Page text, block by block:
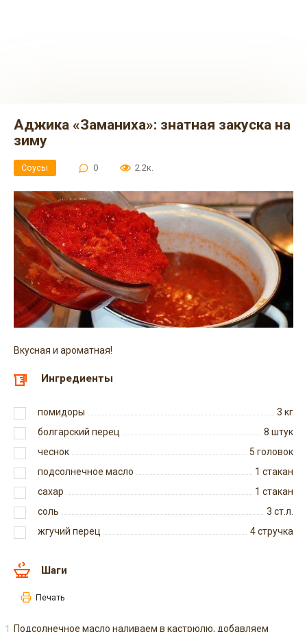
Аджика «Заманиха»: знатная закуска на
зиму
Соусы 0 2.2к.
Вкусная и ароматная!
Ингредиенты
помидоры 3 кг
болгарский перец
8 штук
чеснок
5 головок
подсолнечное масло
1 стакан
сахар
1 стакан
соль
3 ст.л.
жгучий перец
4стручка
Шаги
Печать
Подсолнечное масло наливаем в кастрюлю, добавляем